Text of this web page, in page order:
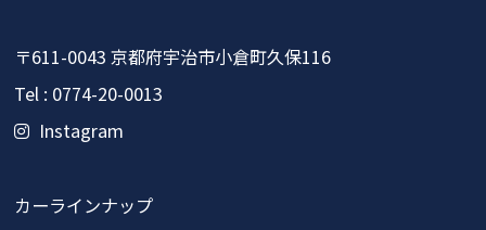
〒611-0043京都府宇治市小倉町久保116
Tel : 0774-20-0013
Instagram
カーラインナップ